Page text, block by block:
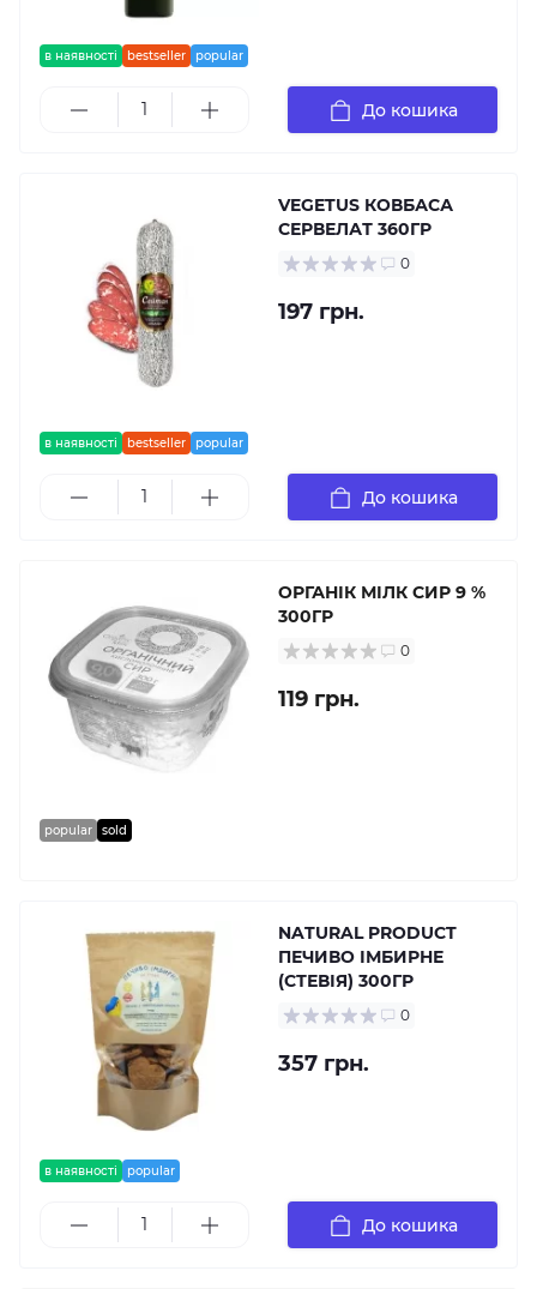
в наявності bestseller popular
До кошика
в наявності bestseller popular
VEGETUS КОВБАСА
СЕРВЕЛАТ 360ГР
0
197 грн.
До кошика
popular sold
ОРГАНІК МІЛК СИР 9 %
300ГР
0
119 грн.
в наявності popular
NATURAL PRODUCT
ПЕЧИВО ІМБИРНЕ
(СТЕВІЯ) 300ГР
0
357 грн.
До кошика